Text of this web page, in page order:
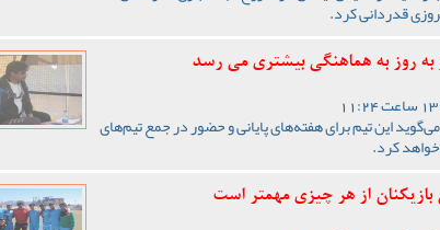
قدردانی کرد.
روز به هماهنگی بیشتری می رسد
این تیم برای هفته‌های پایانی و حضور در جمع تیم‌های
کرد.
از هر چیزی مهمتر است